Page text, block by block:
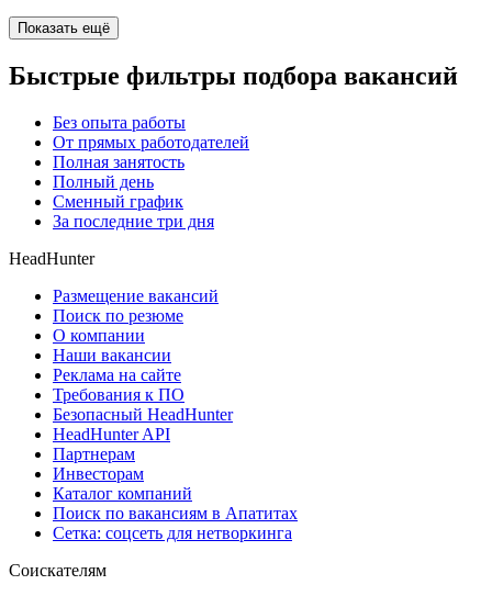
Показать ещё
Быстрые фильтры подбора вакансий
Без опыта работы
От прямых работодателей
Полная занятость
Полный день
Сменный график
За последние три дня
HeadHunter
Размещение вакансий
Поиск по резюме
О компании
Наши вакансии
Реклама на сайте
Требования к ПО
Безопасный HeadHunter
HeadHunter API
Партнерам
Инвесторам
Каталог компаний
Поиск по вакансиям в Апатитах
Сетка: соцсеть для нетворкинга
Соискателям